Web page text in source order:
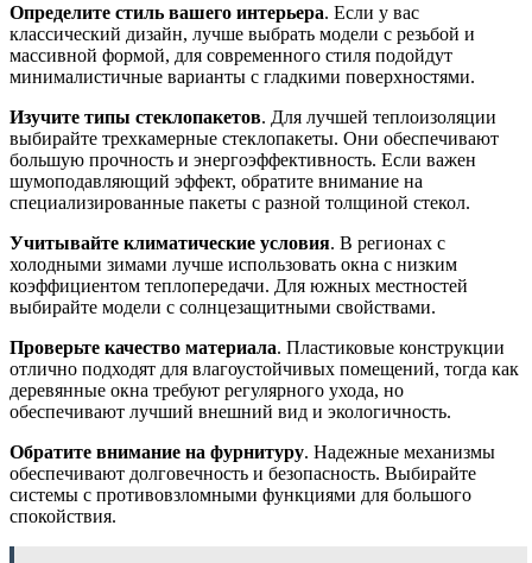
Определите стиль вашего интерьера. Если у вас
классический дизайн, лучше выбрать модели с резьбой и
массивной формой, для современного стиля подойдут
минималистичные варианты с гладкими поверхностями.
Изучите типы стеклопакетов. Для лучшей теплоизоляции
выбирайте трехкамерные стеклопакеты. Они обеспечивают
большую прочность и энергоэффективность. Если важен
шумоподавляющий эффект, обратите внимание на
специализированные пакеты с разной толщиной стекол.
Учитывайте климатические условия. В регионах с
холодными зимами лучше использовать окна с низким
коэффициентом теплопередачи. Для южных местностей
выбирайте модели с солнцезащитными свойствами.
Проверьте качество материала. Пластиковые конструкции
отлично подходят для влагоустойчивых помещений, тогда как
деревянные окна требуют регулярного ухода, но
обеспечивают лучший внешний вид и экологичность.
Обратите внимание на фурнитуру. Надежные механизмы
обеспечивают долговечность и безопасность. Выбирайте
системы с противовзломными функциями для большого
спокойствия.